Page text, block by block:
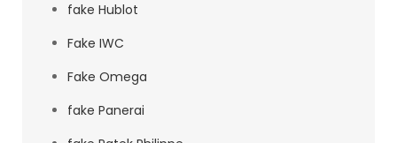
fake Hublot
Fake IWC
Fake Omega
fake Panerai